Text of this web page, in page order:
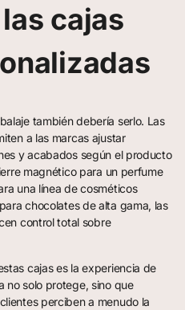
cajas
también debería serlo. Las
a las marcas ajustar
y acabados según el producto
magnético para un perfume
una línea de cosméticos
chocolates de alta gama, las
control total sobre
cajas es la experiencia de
no solo protege, sino que
perciben a menudo la